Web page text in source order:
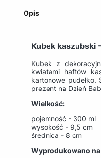
Opis
Kubek kaszubski
Kubek z
kwiatami haftów
kartonowe pudełko.
prezent na Dzień
Wielkość:
pojemność - 300 ml
wysokość - 9,5 cm
średnica - 8 cm
Wyprodukowano